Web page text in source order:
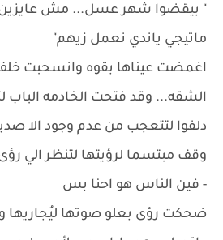
" بيقضوا شهر عسل... مش
ماتيجي ياندي نعمل زيهم"
اغمضت عيناها بقوه وانسحبت
الشقه... وقد فتحت الخادمه الباب
دلفوا لتتعجب من عدم وجود الا
وقف مبتسما لرؤيتها لتنظر الي
- فين الناس هو احنا بس
ضحكت رؤى بعلو صوتها ليُجاريها